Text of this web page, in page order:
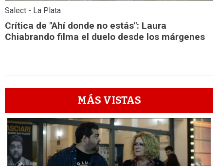
Salect - La Plata
Crítica de "Ahí donde no estás": Laura
Chiabrando filma el duelo desde los márgenes
MÁS VISTAS
1